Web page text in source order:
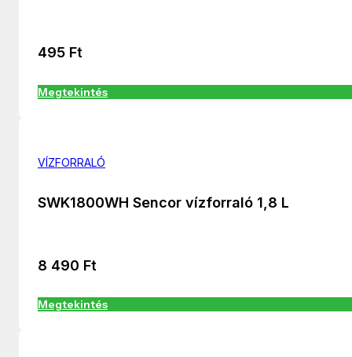
495 Ft
Megtekintés
VÍZFORRALÓ
SWK1800WH Sencor vízforraló 1,8 L
8 490 Ft
Megtekintés